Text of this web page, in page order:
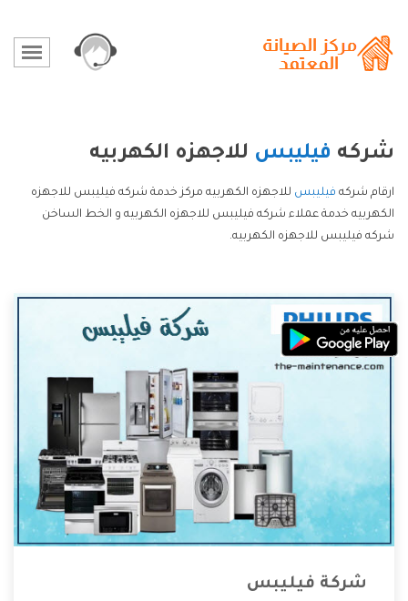
شركه فيليبس للاجهزه الكهربيه
ارقام شركه فيليبس للاجهزه الكهربيه مركز خدمة شركه فيليبس للاجهزه
الكهربيه خدمة عملاء شركه فيليبس للاجهزه الكهربيه و الخط الساخن
شركه فيليبس للاجهزه الكهربيه.
شركة فيليبس